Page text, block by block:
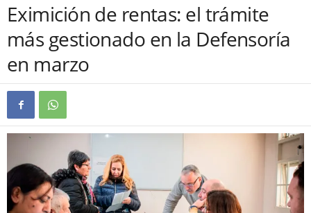
Eximición de rentas: el trámite
más gestionado en la Defensoría
en marzo